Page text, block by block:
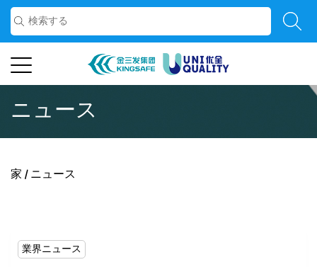
ニュース
家 /ニュース
業界ニュース